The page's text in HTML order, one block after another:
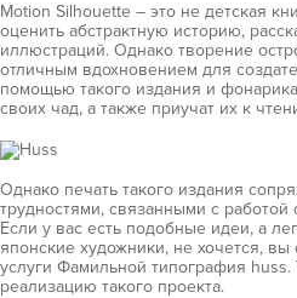
Motion Silhouette – это не детская
оценить абстрактную историю,
иллюстраций. Однако творение
отличным вдохновением для
помощью такого издания и
своих чад, а также приучат их к
Однако печать такого издания
трудностями, связанными с
Если у вас есть подобные идеи, а
японские художники, не хочется,
услуги Фамильной типография huss.
реализацию такого проекта.